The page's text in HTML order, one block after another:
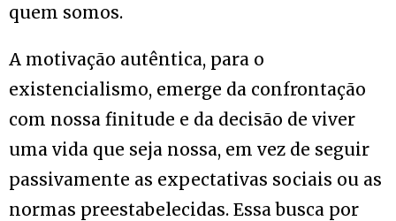
quem somos.
A motivação autêntica, para o
existencialismo, emerge da confrontação
com nossa finitude e da decisão de viver
uma vida que seja nossa, em vez de seguir
passivamente as expectativas sociais ou as
normas preestabelecidas. Essa busca por